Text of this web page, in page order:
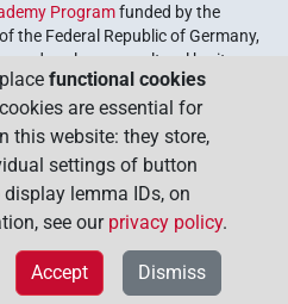
Programfunded by the
the Federal Republic of Germany,
and explore our cultural heritage.
Union of the German Academies
functional cookies
are essential for
this website: they store,
settings of button
lemma IDs, on
see our privacy policy.
Dismiss
Accept